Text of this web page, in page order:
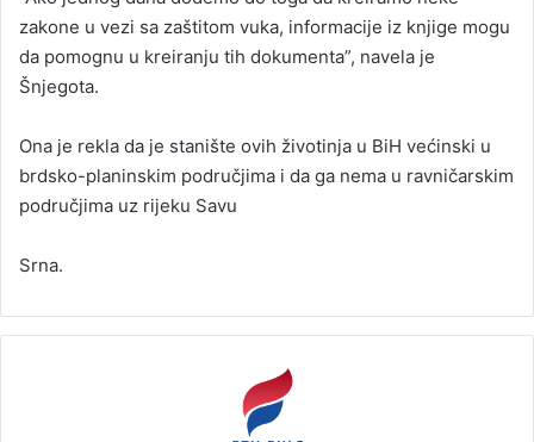
zakone u vezi sa zaštitom vuka, informacije iz knjige mogu
da pomognu u kreiranju tih dokumenta”, navela je
Šnjegota.
Ona je rekla da je stanište ovih životinja u BiH većinski u
brdsko-planinskim područjima i da ga nema u ravničarskim
područjima uz rijeku Savu
Srna.